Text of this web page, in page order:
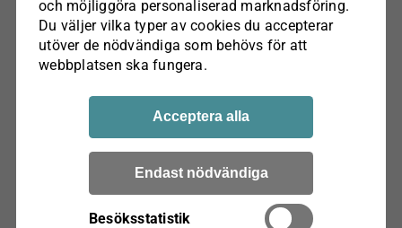
Lägg till i varukorg
och möjliggöra personaliserad marknads­föring.
Du väljer vilka typer av cookies du accepterar
utöver de nödvändiga som behövs för att
webbplatsen ska fungera.
Acceptera alla
Endast nödvändiga
Besöksstatistik